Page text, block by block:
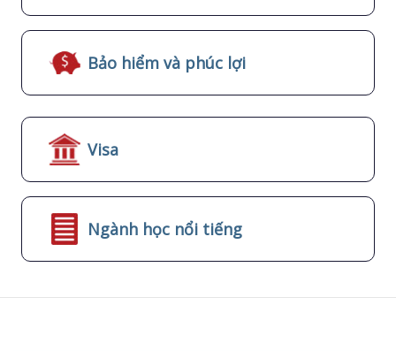
Bảo hiểm và phúc lợi
Visa
Ngành học nổi tiếng